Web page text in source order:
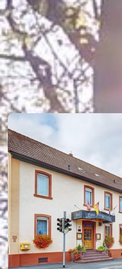
EVENTS
Eigenen Eintrag
Eigenen Eintrag